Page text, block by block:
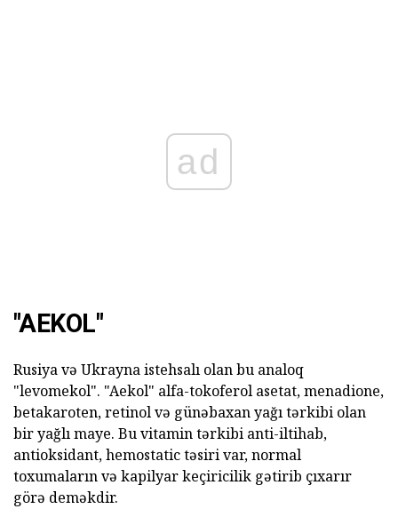
ad
"AEKOL"
Rusiya və Ukrayna istehsalı olan bu analoq
"levomekol". "Aekol" alfa-tokoferol asetat, menadione,
betakaroten, retinol və günəbaxan yağı tərkibi olan
bir yağlı maye. Bu vitamin tərkibi anti-iltihab,
antioksidant, hemostatic təsiri var, normal
toxumaların və kapilyar keçiricilik gətirib çıxarır
görə deməkdir.